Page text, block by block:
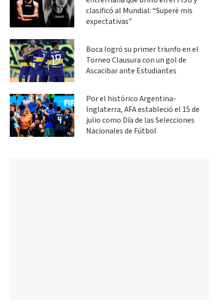
clasificó al Mundial: “Superé mis
expectativas”
Boca logró su primer triunfo en el
Torneo Clausura con un gol de
Ascacibar ante Estudiantes
Por el histórico Argentina-
Inglaterra, AFA estableció el 15 de
julio como Día de las Selecciones
Nacionales de Fútbol